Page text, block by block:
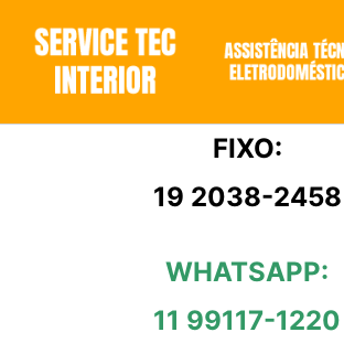
conteúdo
FIXO:
19 2038-2458
WHATSAPP:
11 99117-1220